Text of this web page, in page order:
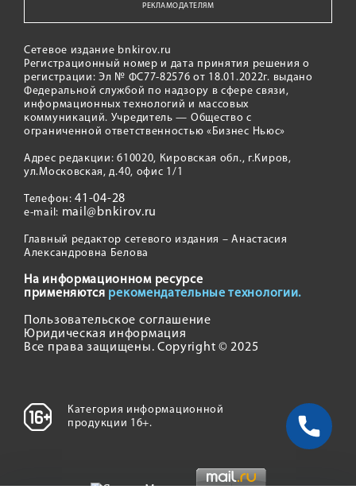
РЕКЛАМОДАТЕЛЯМ
Сетевое издание bnkirov.ru
Регистрационный номер и дата принятия решения о
регистрации: Эл № ФС77-82576 от 18.01.2022г. выдано
Федеральной службой по надзору в сфере связи,
информационных технологий и массовых
коммуникаций. Учредитель — Общество с
ограниченной ответственностью «Бизнес Ньюс»
Адрес редакции: 610020, Кировская обл., г.Киров,
ул.Московская, д.40, офис 1/1
Телефон:41-04-28
e-mail: mail@bnkirov.ru
Главный редактор сетевого издания – Анастасия
Александровна Белова
На информационном ресурсе
применяются рекомендательные технологии.
Пользовательское соглашение
Юридическая информация
Все права защищены. Copyright © 2025
Категория информационной
продукции 16+.